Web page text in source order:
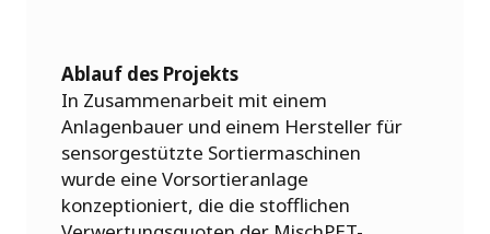
Ablauf des Projekts
In Zusammenarbeit mit einem
Anlagenbauer und einem Hersteller für
sensorgestützte Sortiermaschinen
wurde eine Vorsortieranlage
konzeptioniert, die die stofflichen